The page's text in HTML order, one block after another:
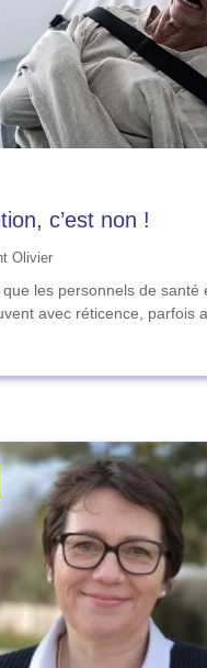
c’est non !
Olivier
que les personnels de santé
avec réticence, parfois